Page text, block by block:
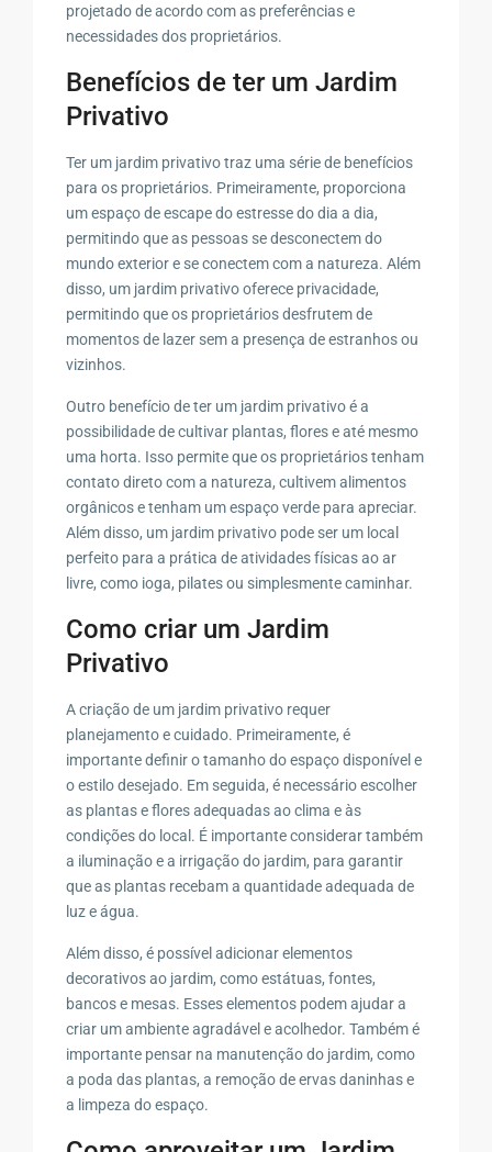
projetado de acordo com as preferências e
necessidades dos proprietários.
Benefícios de ter um Jardim
Privativo
Ter um jardim privativo traz uma série de benefícios
para os proprietários. Primeiramente, proporciona
um espaço de escape do estresse do dia a dia,
permitindo que as pessoas se desconectem do
mundo exterior e se conectem com a natureza. Além
disso, um jardim privativo oferece privacidade,
permitindo que os proprietários desfrutem de
momentos de lazer sem a presença de estranhos ou
vizinhos.
Outro benefício de ter um jardim privativo é a
possibilidade de cultivar plantas, flores e até mesmo
uma horta. Isso permite que os proprietários tenham
contato direto com a natureza, cultivem alimentos
orgânicos e tenham um espaço verde para apreciar.
Além disso, um jardim privativo pode ser um local
perfeito para a prática de atividades físicas ao ar
livre, como ioga, pilates ou simplesmente caminhar.
Como criar um Jardim
Privativo
A criação de um jardim privativo requer
planejamento e cuidado. Primeiramente, é
importante definir o tamanho do espaço disponível e
o estilo desejado. Em seguida, é necessário escolher
as plantas e flores adequadas ao clima e às
condições do local. É importante considerar também
a iluminação e a irrigação do jardim, para garantir
que as plantas recebam a quantidade adequada de
luz e água.
Além disso, é possível adicionar elementos
decorativos ao jardim, como estátuas, fontes,
bancos e mesas. Esses elementos podem ajudar a
criar um ambiente agradável e acolhedor. Também é
importante pensar na manutenção do jardim, como
a poda das plantas, a remoção de ervas daninhas e
a limpeza do espaço.